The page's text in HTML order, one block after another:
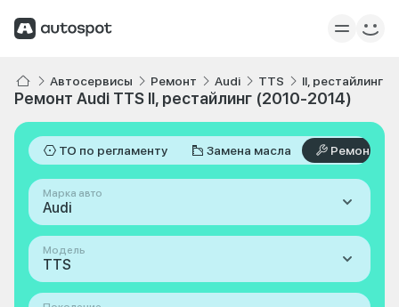
Автосервисы Ремонт Audi TTS II, рестайлинг
Ремонт Audi TTS II, рестайлинг (2010-2014)
ТО по регламенту Замена масла Ремонт
Марка авто
Audi
Модель
TTS